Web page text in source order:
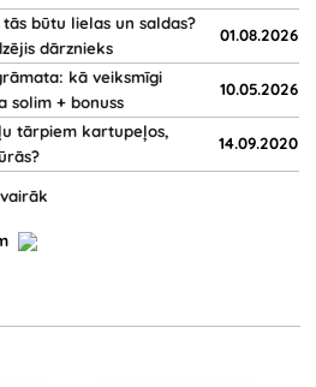
būtu lielas un saldas?
dārznieks
01.08.2026
kā veiksmīgi
solim + bonuss
10.05.2026
tārpiem kartupeļos,
14.09.2020